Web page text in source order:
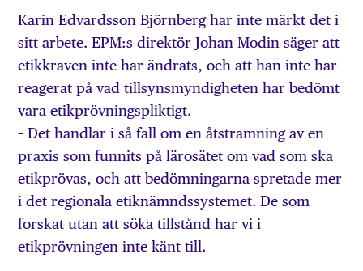
Karin Edvardsson Björnberg har inte märkt det i
sitt arbete. EPM:s direktör Johan Modin säger att
etikkraven inte har ändrats, och att han inte har
reagerat på vad tillsynsmyndigheten har bedömt
vara etikprövningspliktigt.
– Det handlar i så fall om en åtstramning av en
praxis som funnits på lärosätet om vad som ska
etikprövas, och att bedömningarna spretade mer
i det regionala etiknämnds­systemet. De som
forskat utan att söka tillstånd har vi i
etikprövningen inte känt till.